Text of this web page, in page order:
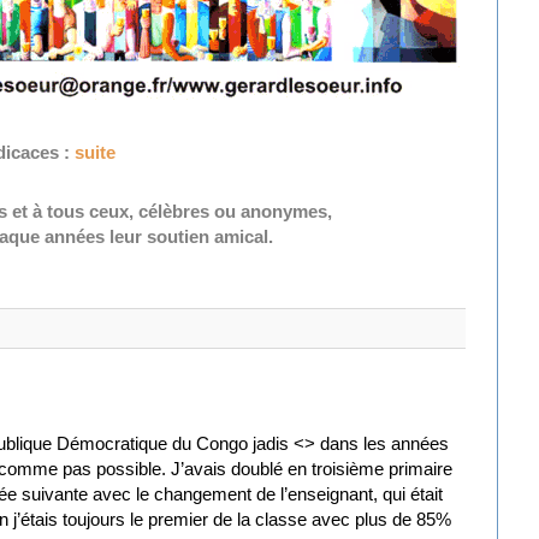
: suite
et à tous ceux, célèbres ou anonymes,
années leur soutien amical.
Démocratique du Congo jadis <> dans les années
pas possible. J’avais doublé en troisième primaire
suivante avec le changement de l’enseignant, qui était
j’étais toujours le premier de la classe avec plus de 85%